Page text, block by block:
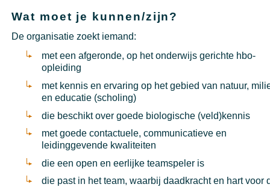
Wat moet je kunnen/zijn?
De organisatie zoekt iemand:
met een afgeronde, op het onderwijs gerichte hbo-
opleiding
met kennis en ervaring op het gebied van natuur,
en educatie (scholing)
die beschikt over goede biologische (veld)kennis
met goede contactuele, communicatieve en
leidinggevende kwaliteiten
die een open en eerlijke teamspeler is
die past in het team, waarbij daadkracht en hart voor